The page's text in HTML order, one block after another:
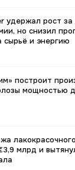
удержал рост
но снизил
сырьё и энергию
построит
мощностью
млрд и